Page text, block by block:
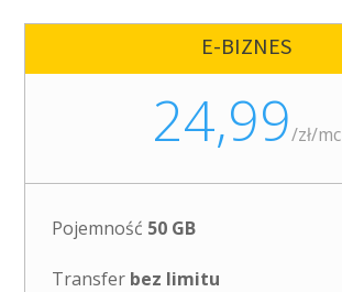
E-BIZNES
24,99/zł/mc
Pojemność 50 GB
Transfer bez limitu